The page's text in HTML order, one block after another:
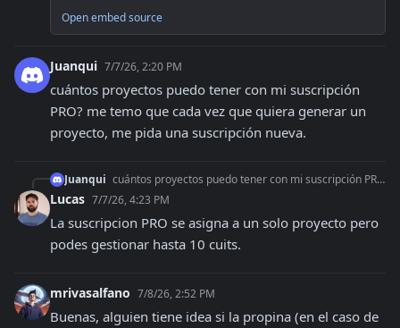
Open embed source
Juanqui 7/7/26, 2:20 PM
cuántos proyectos puedo tener con mi suscripción
PRO? me temo que cada vez que quiera generar un
proyecto, me pida una suscripción nueva.
Juanqui cuántos proyectos puedo tener con mi suscripción PRO? me temo que cada vez que quiera generar un proyecto, me pida una suscripción nueva.
Lucas 7/7/26, 4:23 PM
La suscripcion PRO se asigna a un solo proyecto pero
podes gestionar hasta 10 cuits.
mrivasalfano 7/8/26, 2:52 PM
Buenas, alguien tiene idea si la propina (en el caso de